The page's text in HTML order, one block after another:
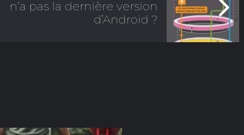
n’a pas la dernière version
d’Android ?